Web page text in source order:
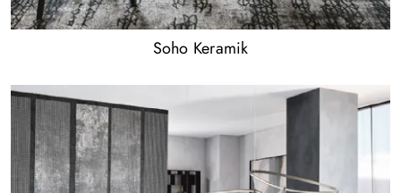
Soho Keramik